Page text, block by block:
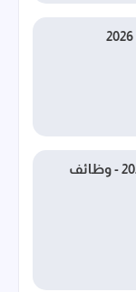
وظائف اهرام الجمعة اليوم 27 مارس 2026 - وظائف